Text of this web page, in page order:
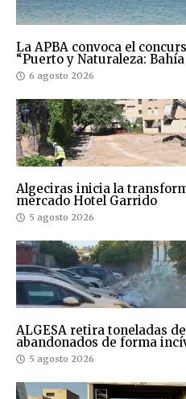
La APBA convoca el
“Puerto y Naturaleza:
6 agosto 2026
Algeciras inicia la
mercado Hotel Garrido
5 agosto 2026
ALGESA retira toneladas
abandonados de forma
5 agosto 2026